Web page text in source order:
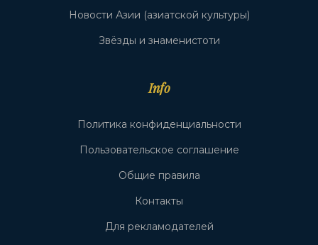
Новости Азии (азиатской культуры)
Звёзды и знаменистоти
Info
Политика конфиденциальности
Пользовательское соглашение
Общие правила
Контакты
Для рекламодателей